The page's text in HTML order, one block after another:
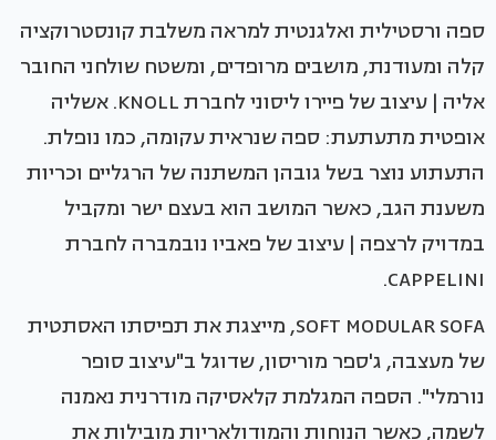
ספה ורסטילית ואלגנטית למראה משלבת קונסטרוקציה
קלה ומעודנת, מושבים מרופדים, ומשטח שולחני החובר
אליה | עיצוב של פיירו ליסוני לחברת KNOLL. אשליה
אופטית מתעתעת: ספה שנראית עקומה, כמו נופלת.
התעתוע נוצר בשל גובהן המשתנה של הרגליים וכריות
משענת הגב, כאשר המושב הוא בעצם ישר ומקביל
במדויק לרצפה | עיצוב של פאביו נובמברה לחברת
CAPPELINI.
SOFT MODULAR SOFA, מייצגת את תפיסתו האסתטית
של מעצבה, ג'ספר מוריסון, שדוגל ב"עיצוב סופר
נורמלי". הספה המגלמת קלאסיקה מודרנית נאמנה
לשמה, כאשר הנוחות והמודולאריות מובילות את